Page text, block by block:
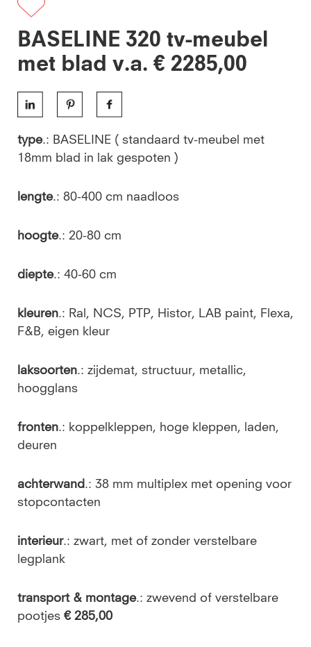
BASELINE 320 tv-meubel
met blad v.a. € 2285,00
type.: BASELINE ( standaard tv-meubel met
18mm blad in lak gespoten )
lengte.: 80-400 cm naadloos
hoogte.: 20-80 cm
diepte.: 40-60 cm
kleuren.: Ral, NCS, PTP, Histor, LAB paint, Flexa,
F&B, eigen kleur
laksoorten.: zijdemat, structuur, metallic,
hoogglans
fronten.: koppelkleppen, hoge kleppen, laden,
deuren
achterwand.: 38 mm multiplex met opening voor
stopcontacten
interieur.: zwart, met of zonder verstelbare
legplank
transport & montage.: zwevend of verstelbare
pootjes € 285,00